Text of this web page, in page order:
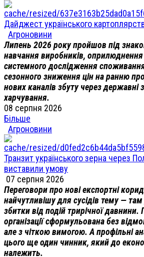
Дайджест українського
Агроновини
Липень 2026 року пройшов під
навчання виробників,
системного дослідження споживання
сезонного зниження цін на ранню
нових каналів збуту через державні
харчування.
08 серпня 2026
Більше
Агроновини
Транзит українського зерна через
виставили умову
07 серпня 2026
Переговори про нові експортні
найчутливішу для сусідів тему —
збитки від подій трирічної давнини.
організації сформульована без
але з чіткою вимогою. А профільні
цього ще один чинник, який до
належить.